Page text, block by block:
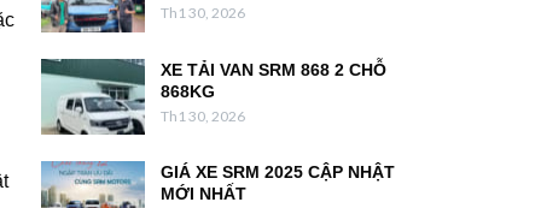
Th1 30, 2026
XE TẢI VAN SRM 868 2 CHỖ
868KG
Th1 30, 2026
GIÁ XE SRM 2025 CẬP NHẬT
MỚI NHẤT